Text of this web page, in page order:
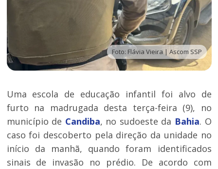
Foto: Flávia Vieira | Ascom SSP
Uma escola de educação infantil foi alvo de
furto na madrugada desta terça-feira (9), no
município de Candiba, no sudoeste da Bahia. O
caso foi descoberto pela direção da unidade no
início da manhã, quando foram identificados
sinais de invasão no prédio. De acordo com